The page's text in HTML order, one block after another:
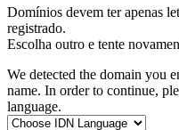
Domínios devem ter apenas
registrado.
Escolha outro e tente
We detected the domain you
name. In order to continue,
language.